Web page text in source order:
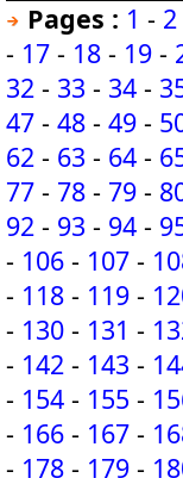
Pages : 1 - 2
- 17 - 18 - 19 -
32 - 33 - 34 -
47 - 48 - 49 -
62 - 63 - 64 -
77 - 78 - 79 -
92 - 93 - 94 -
- 106 - 107 -
- 118 - 119 -
- 130 - 131 -
- 142 - 143 -
- 154 - 155 -
- 166 - 167 -
- 178 - 179 -